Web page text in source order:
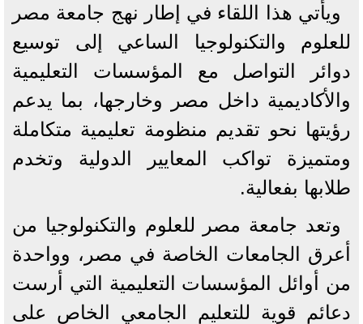
ويأتي هذا اللقاء في إطار نهج جامعة مصر
للعلوم والتكنولوجيا الساعي إلى توسيع
دوائر التواصل مع المؤسسات التعليمية
والأكاديمية داخل مصر وخارجها، بما يدعم
رؤيتها نحو تقديم منظومة تعليمية متكاملة
ومتميزة تواكب المعايير الدولية وتخدم
طلابها بفعالية.
وتعد جامعة مصر للعلوم والتكنولوجيا من
أعرق الجامعات الخاصة في مصر، وواحدة
من أوائل المؤسسات التعليمية التي أرست
دعائم قوية للتعليم الجامعي الخاص على